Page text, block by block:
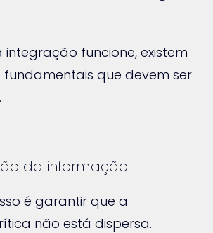
integração funcione, existem
fundamentais que devem ser
da informação
é garantir que a
não está dispersa.